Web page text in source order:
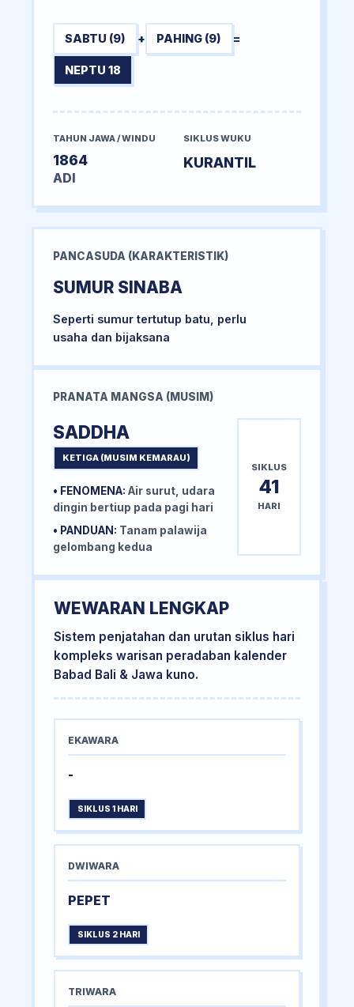
SABTU (9) + PAHING (9) =
NEPTU 18
TAHUN JAWA / WINDU
1864
ADI
SIKLUS WUKU
KURANTIL
PANCASUDA (KARAKTERISTIK)
SUMUR SINABA
Seperti sumur tertutup batu, perlu
usaha dan bijaksana
PRANATA MANGSA (MUSIM)
SADDHA
KETIGA (MUSIM KEMARAU)
• FENOMENA: Air surut, udara
dingin bertiup pada pagi hari
• PANDUAN: Tanam palawija
gelombang kedua
SIKLUS
41
HARI
WEWARAN LENGKAP
Sistem penjatahan dan urutan siklus hari
kompleks warisan peradaban kalender
Babad Bali & Jawa kuno.
EKAWARA
-
SIKLUS 1 HARI
DWIWARA
PEPET
SIKLUS 2 HARI
TRIWARA